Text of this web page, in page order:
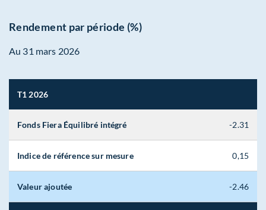
Rendement par période (%)
Au 31 mars 2026
T1 2026
Fonds Fiera Équilibré intégré -2.31
Indice de référence sur mesure 0,15
Valeur ajoutée -2.46